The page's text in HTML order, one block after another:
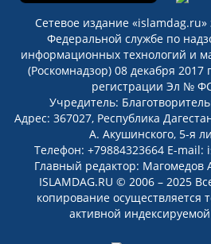
Сетевое издание «islamdag.ru»
Федеральной службе по
информационных технологий и
(Роскомнадзор) 08 декабря 2017
регистрации Эл №
Учредитель:
Адрес: 367027, Республика
А. Акушинского, 5-я
Телефон: +79884323664 E-
Главный редактор: Магомедов
ISLAMDAG.RU © 2006 – 2025
копирование осуществляется
активной